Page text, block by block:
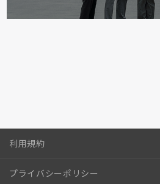
利用規約
プライバシーポリシー